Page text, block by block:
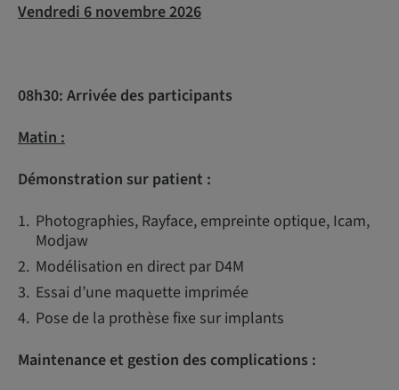
Vendredi 6 novembre 2026
08h30: Arrivée des participants
Matin :
Démonstration sur patient :
Photographies, Rayface, empreinte optique, Icam,
Modjaw
Modélisation en direct par D4M
Essai d’une maquette imprimée
Pose de la prothèse fixe sur implants
Maintenance et gestion des complications :